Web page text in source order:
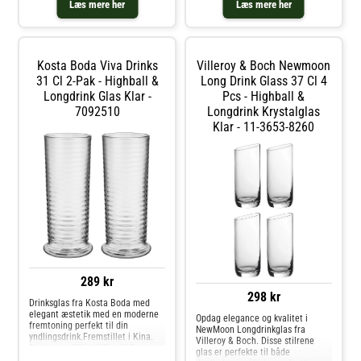
Læs mere her Læs mere her
behandlet glas, en speciel termisk
efterbehandlingsproces, der giver
Kosta Boda Viva Drinks
31 Cl 2-Pak - Highball &
Longdrink Glas Klar -
7092510
289 kr
Drinksglas fra Kosta Boda med
elegant æstetik med en moderne
fremtoning perfekt til din
yndlingsdrink.Fremstillet i Kina.
Villeroy & Boch Newmoon
Long Drink Glass 37 Cl 4
Pcs - Highball &
Longdrink Krystalglas
Klar - 11-3653-8260
298 kr
Opdag elegance og kvalitet i
NewMoon Longdrinkglas fra
Villeroy & Boch. Disse stilrene
glas er perfekte til både